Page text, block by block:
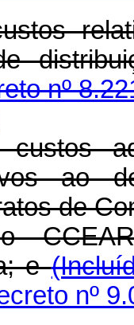
nº
ao
de
-
e
nº